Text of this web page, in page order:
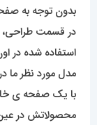
بدون توجه به
در قسمت طراحی،
استفاده شده در
با یک صفحه ی
محصولاتش در